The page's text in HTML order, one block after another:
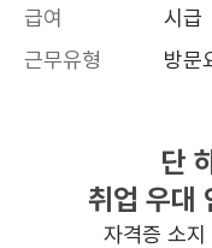
급여
시급
근무유형
방문
주5
근무시간
평일
오)
단
취업 우대
자격증 소